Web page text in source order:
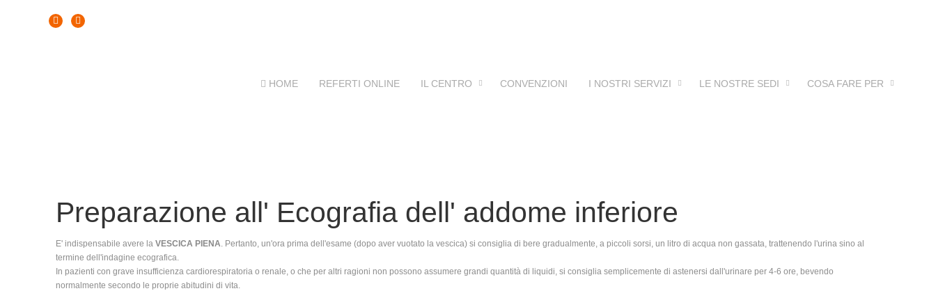
HOME REFERTI ONLINE IL CENTRO CONVENZIONI I NOSTRI SERVIZI LE NOSTRE SEDI COSA FARE PER
Preparazione all' Ecografia dell' addome inferiore
E' indispensabile avere la VESCICA PIENA. Pertanto, un'ora prima dell'esame (dopo aver vuotato la vescica) si consiglia di bere gradualmente, a piccoli sorsi, un litro di acqua non gassata, trattenendo l'urina sino al
termine dell'indagine ecografica.
In pazienti con grave insufficienza cardiorespiratoria o renale, o che per altri ragioni non possono assumere grandi quantità di liquidi, si consiglia semplicemente di astenersi dall'urinare per 4-6 ore, bevendo
normalmente secondo le proprie abitudini di vita.